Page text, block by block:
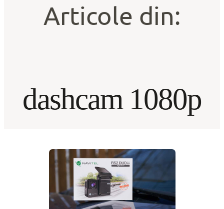
Articole din:
dashcam 1080p